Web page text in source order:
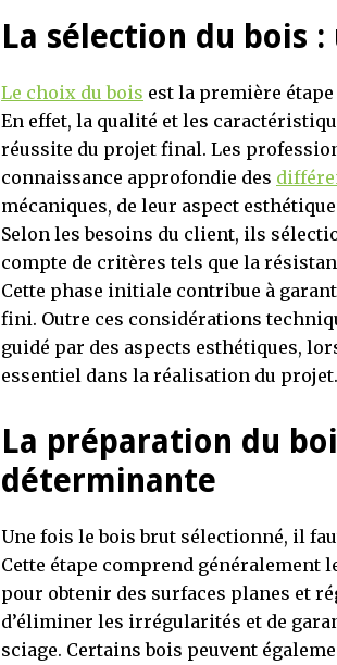
La sélection du bois
Le choix du bois est la première
En effet, la qualité et les
réussite du projet final. Les
connaissance approfondie des
mécaniques, de leur aspect
Selon les besoins du client, ils
compte de critères tels que la
Cette phase initiale contribue à
fini. Outre ces considérations
guidé par des aspects esthétiques,
essentiel dans la réalisation du projet.
La préparation du
déterminante
Une fois le bois brut sélectionné, il
Cette étape comprend généralement
pour obtenir des surfaces planes et
d’éliminer les irrégularités et de
sciage. Certains bois peuvent